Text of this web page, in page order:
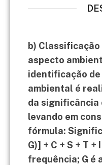
b)
aspecto
identificação
ambiental é
da significância
levando em
fórmula:
G)] + C + S + T +
frequência; G é